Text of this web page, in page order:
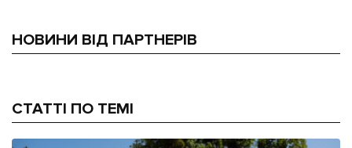
НОВИНИ ВІД ПАРТНЕРІВ
СТАТТІ ПО ТЕМІ